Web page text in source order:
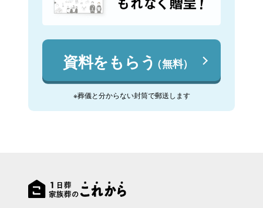
資料をもらう（無料）
※葬儀と分からない封筒で郵送します